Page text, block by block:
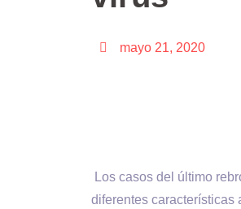
mayo 21, 2020
Los casos del último
diferentes características